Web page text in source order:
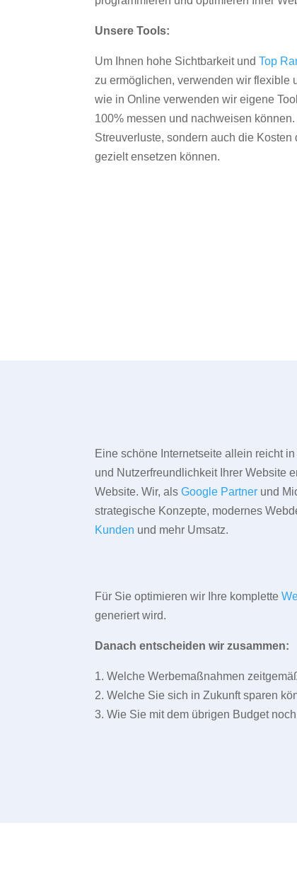
Unsere Tools:
Um Ihnen hohe Sichtbarkeit undTop
zu ermöglichen, verwenden wir flexible
wie in Online verwenden wir eigene
100% messen und nachweisen
Streuverluste, sondern auch die
gezielt ensetzen können.
Eine schöne Internetseite allein reicht
und Nutzerfreundlichkeit Ihrer Website
Website. Wir, alsGoogle Partner und
strategische Konzepte, modernes
Kunden und mehr Umsatz.
Für Sie optimieren wir Ihre komplette
generiert wird.
Danach entscheiden wir zusammen:
1. Welche Werbemaßnahmen
2. Welche Sie sich in Zukunft sparen
3. Wie Sie mit dem übrigen Budget